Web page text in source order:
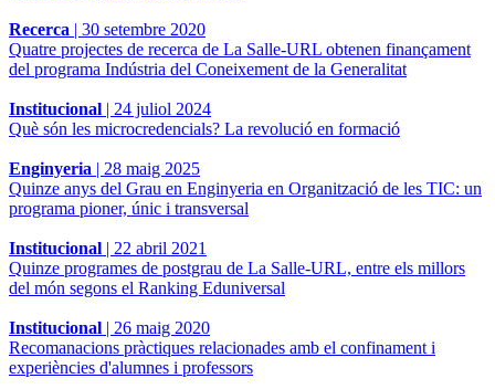
Recerca | 30 setembre 2020
Quatre projectes de recerca de La Salle-URL obtenen finançament
del programa Indústria del Coneixement de la Generalitat
Institucional | 24 juliol 2024
Què són les microcredencials? La revolució en formació
Enginyeria | 28 maig 2025
Quinze anys del Grau en Enginyeria en Organització de les TIC: un
programa pioner, únic i transversal
Institucional | 22 abril 2021
Quinze programes de postgrau de La Salle-URL, entre els millors
del món segons el Ranking Eduniversal
Institucional | 26 maig 2020
Recomanacions pràctiques relacionades amb el confinament i
experiències d'alumnes i professors